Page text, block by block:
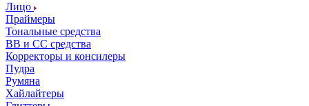
Лицо
Праймеры
Тональные средства
ВВ и СС средства
Корректоры и консилеры
Пудра
Румяна
Хайлайтеры